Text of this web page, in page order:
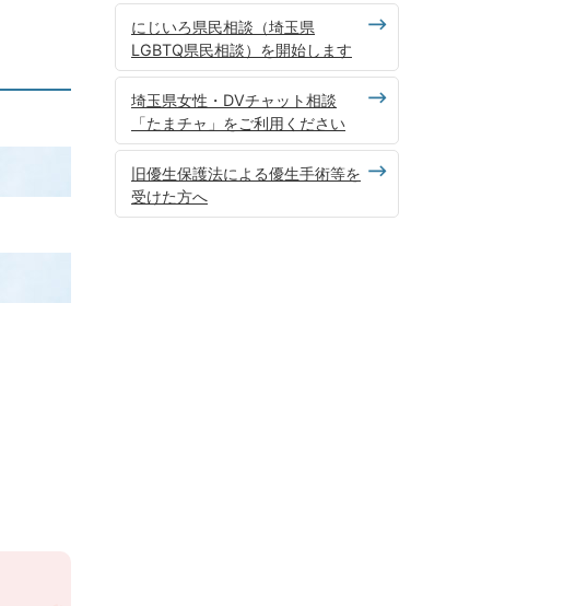
にじいろ県民相談（埼玉県
LGBTQ県民相談）を開始します
埼玉県女性・DVチャット相談
「たまチャ」をご利用ください
旧優生保護法による優生手術等を
受けた方へ